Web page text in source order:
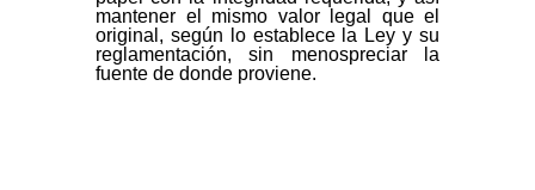
mantener el mismo valor legal que el
original, según lo establece la Ley y su
reglamentación, sin menospreciar la
fuente de donde proviene.